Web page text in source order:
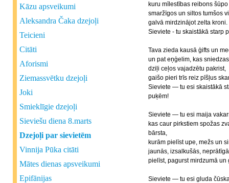
Kāzu apsveikumi
Aleksandra Čaka dzejoļi
Teicieni
Citāti
Aforismi
Ziemassvētku dzejoļi
Joki
Smieklīgie dzejoļi
Sieviešu diena 8.marts
Dzejoļi par sievietēm
Vinnija Pūka citāti
Mātes dienas apsveikumi
Epifānijas
kuru mīlestības reibons šūpo
smaržīgos un siltos tumšos
galvā mirdzinājot zelta kroni.
Sieviete - tu skaistākā starp
Tava zieda kausā ģifts un
un pat eņģelim, kas
dziļi ceļos vajadzētu pakrist,
gaišo pieri trīs reiz pīšļus
Sieviete — tu esi skaistākā
puķēm!
Sieviete — tu esi maija
kas caur pirkstiem spožas
bārsta,
kurām pielīst upe, mežs un
jaunās, izsalkušās,
pielīst, pagurst mirdzumā un
Sieviete — tu esi gluda